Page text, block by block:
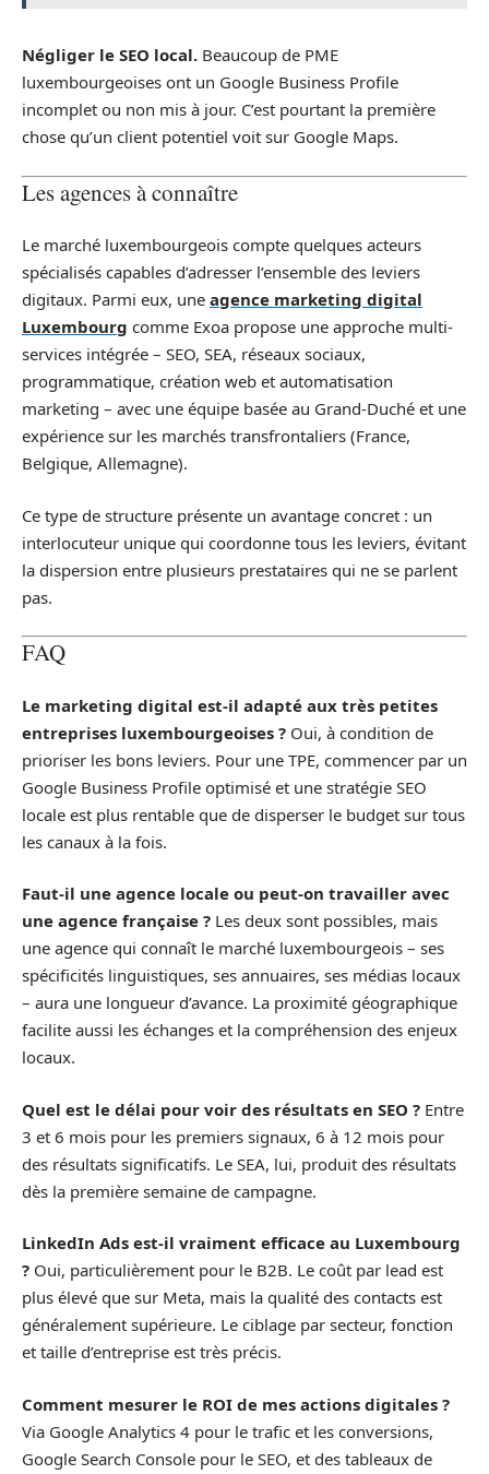
Négliger le SEO local. Beaucoup de PME
luxembourgeoises ont un Google Business Profile
incomplet ou non mis à jour. C’est pourtant la première
chose qu’un client potentiel voit sur Google Maps.
Les agences à connaître
Le marché luxembourgeois compte quelques acteurs
spécialisés capables d’adresser l’ensemble des leviers
digitaux. Parmi eux, une agence marketing digital
Luxembourg comme Exoa propose une approche multi-
services intégrée – SEO, SEA, réseaux sociaux,
programmatique, création web et automatisation
marketing – avec une équipe basée au Grand-Duché et une
expérience sur les marchés transfrontaliers (France,
Belgique, Allemagne).
Ce type de structure présente un avantage concret : un
interlocuteur unique qui coordonne tous les leviers, évitant
la dispersion entre plusieurs prestataires qui ne se parlent
pas.
FAQ
Le marketing digital est-il adapté aux très petites
entreprises luxembourgeoises ? Oui, à condition de
prioriser les bons leviers. Pour une TPE, commencer par un
Google Business Profile optimisé et une stratégie SEO
locale est plus rentable que de disperser le budget sur tous
les canaux à la fois.
Faut-il une agence locale ou peut-on travailler avec
une agence française ? Les deux sont possibles, mais
une agence qui connaît le marché luxembourgeois – ses
spécificités linguistiques, ses annuaires, ses médias locaux
– aura une longueur d’avance. La proximité géographique
facilite aussi les échanges et la compréhension des enjeux
locaux.
Quel est le délai pour voir des résultats en SEO ? Entre
3 et 6 mois pour les premiers signaux, 6 à 12 mois pour
des résultats significatifs. Le SEA, lui, produit des résultats
dès la première semaine de campagne.
LinkedIn Ads est-il vraiment efficace au Luxembourg
? Oui, particulièrement pour le B2B. Le coût par lead est
plus élevé que sur Meta, mais la qualité des contacts est
généralement supérieure. Le ciblage par secteur, fonction
et taille d’entreprise est très précis.
Comment mesurer le ROI de mes actions digitales ?
Via Google Analytics 4 pour le trafic et les conversions,
Google Search Console pour le SEO, et des tableaux de